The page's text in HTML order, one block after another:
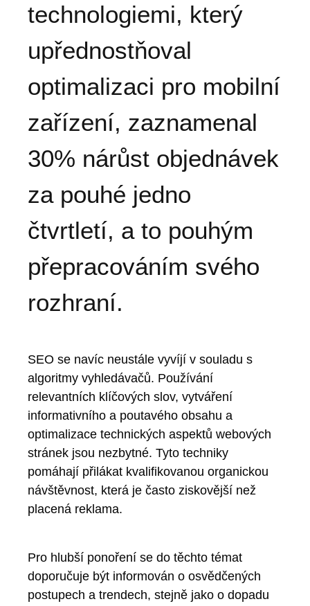
technologiemi, který
upřednostňoval
optimalizaci pro mobilní
zařízení, zaznamenal
30% nárůst objednávek
za pouhé jedno
čtvrtletí, a to pouhým
přepracováním svého
rozhraní.
SEO se navíc neustále vyvíjí v souladu s
algoritmy vyhledávačů. Používání
relevantních klíčových slov, vytváření
informativního a poutavého obsahu a
optimalizace technických aspektů webových
stránek jsou nezbytné. Tyto techniky
pomáhají přilákat kvalifikovanou organickou
návštěvnost, která je často ziskovější než
placená reklama.
Pro hlubší ponoření se do těchto témat
doporučuje být informován o osvědčených
postupech a trendech, stejně jako o dopadu